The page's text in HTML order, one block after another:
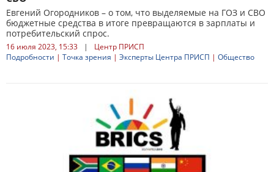
Евгений Огородников – о том, что выделяемые на ГОЗ и СВО
бюджетные средства в итоге превращаются в зарплаты и
потребительский спрос.
16 июля 2023, 15:33 |
Центр ПРИСП
Подробности | Точка зрения | Эксперты Центра ПРИСП | Общество